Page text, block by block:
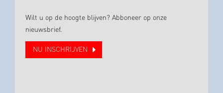
Wilt u op de hoogte blijven? Abboneer op onze
nieuwsbrief.
NU INSCHRIJVEN